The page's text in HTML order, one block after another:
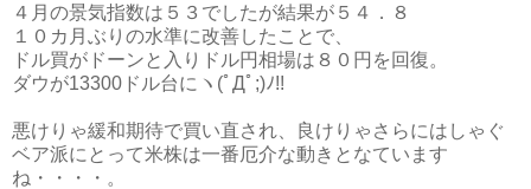
４月の景気指数は５３でしたが結果が５４．８
１０カ月ぶりの水準に改善したことで、
ドル買がドーンと入りドル円相場は８０円を回復。
ダウが13300ドル台にヽ(ﾟДﾟ;)ﾉ!!
悪けりゃ緩和期待で買い直され、良けりゃさらにはしゃぐ
ベア派にとって米株は一番厄介な動きとなています
ね・・・・。